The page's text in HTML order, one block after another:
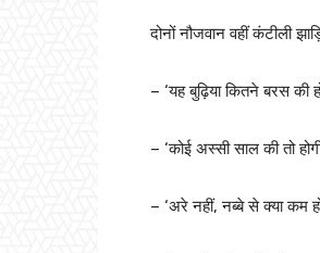
दोनों नौजवान वहीं कंटीली
– ‘यह बुढ़िया कितने बरस की
– ‘कोई अस्सी साल की तो
– ‘अरे नहीं, नब्बे से क्या कम